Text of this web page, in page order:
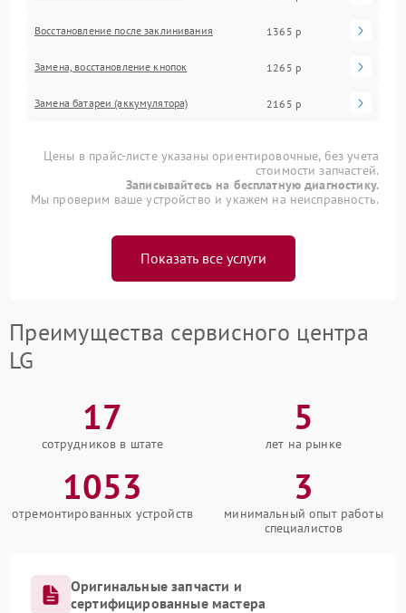
Восстановление после заклинивания 1365 р
Замена, восстановление кнопок 1265 р
Замена батареи (аккумулятора) 2165 р
Цены в прайс-листе указаны ориентировочные, без учета
стоимости запчастей.
Записывайтесь на бесплатную диагностику.
Мы проверим ваше устройство и укажем на неисправность.
Показать все услуги
Преимущества сервисного центра
LG
17
сотрудников в штате
5
лет на рынке
1053
отремонтированных устройств
3
минимальный опыт работы
специалистов
Оригинальные запчасти и
сертифицированные мастера